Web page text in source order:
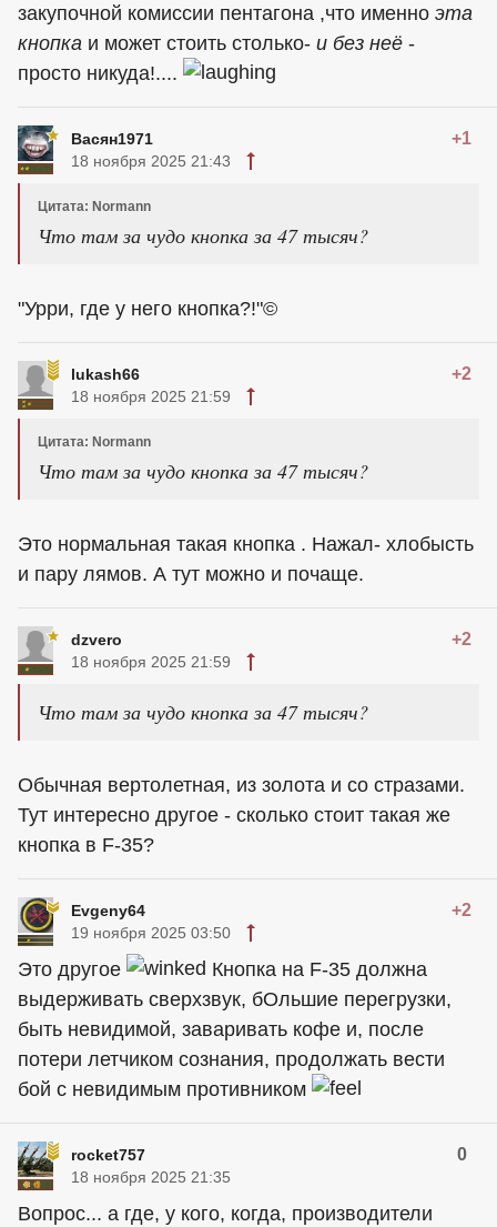
закупочной комиссии пентагона ,что именно эта
кнопка и может стоить столько- и без неё -
просто никуда!....
Васян1971 +1
18 ноября 2025 21:43
Цитата: Normann
Что там за чудо кнопка за 47 тысяч?
"Урри, где у него кнопка?!"©
lukash66 +2
18 ноября 2025 21:59
Цитата: Normann
Что там за чудо кнопка за 47 тысяч?
Это нормальная такая кнопка . Нажал- хлобысть
и пару лямов. А тут можно и почаще.
dzvero +2
18 ноября 2025 21:59
Что там за чудо кнопка за 47 тысяч?
Обычная вертолетная, из золота и со стразами.
Тут интересно другое - сколько стоит такая же
кнопка в F-35?
Evgeny64 +2
19 ноября 2025 03:50
Это другое
Кнопка на F-35 должна
выдерживать сверхзвук, бОльшие перегрузки,
быть невидимой, заваривать кофе и, после
потери летчиком сознания, продолжать вести
бой с невидимым противником
rocket757 0
18 ноября 2025 21:35
Вопрос... а где, у кого, когда, производители